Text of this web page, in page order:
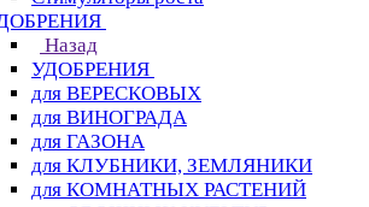
Назад
УДОБРЕНИЯ
для ВЕРЕСКОВЫХ
для ВИНОГРАДА
для ГАЗОНА
для КЛУБНИКИ, ЗЕМЛЯНИКИ
для КОМНАТНЫХ РАСТЕНИЙ